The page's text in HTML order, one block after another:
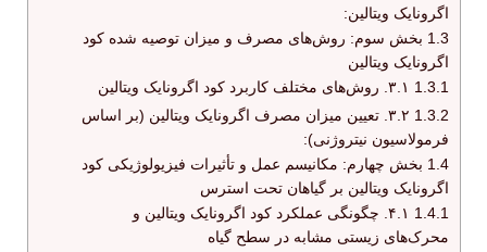
اگرونایک ویتالین:
1.3 بخش سوم: روش‌های مصرف و میزان توصیه شده کود
اگرونایک ویتالین
1.3.1
1.3.2
۳.۲. تعیین میزان مصرف اگرونایک ویتالین (بر اساس
فرمولاسیون نیتروژنی):
1.4 بخش چهارم: مکانیسم عمل و تأثیرات فیزیولوژیکی کود
اگرونایک ویتالین بر گیاهان تحت استرس
1.4.1
۴.۱. چگونگی عملکرد کود اگرونایک ویتالین و
محرک‌های زیستی مشابه در سطح گیاه